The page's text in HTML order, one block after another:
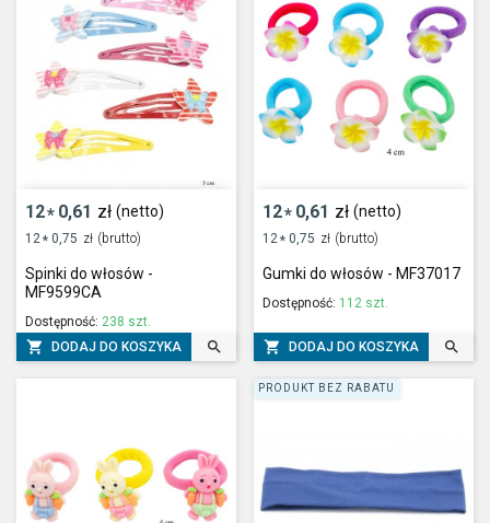
12* 0,61 zł (netto)
12 * 0,75 zł (brutto)
Spinki do włosów -
MF9599CA
Dostępność: 238 szt.
 DODAJ DO KOSZYKA 
12* 0,61 zł (netto)
12 * 0,75 zł (brutto)
Gumki do włosów - MF37017
Dostępność: 112 szt.
 DODAJ DO KOSZYKA 
PRODUKT BEZ RABATU